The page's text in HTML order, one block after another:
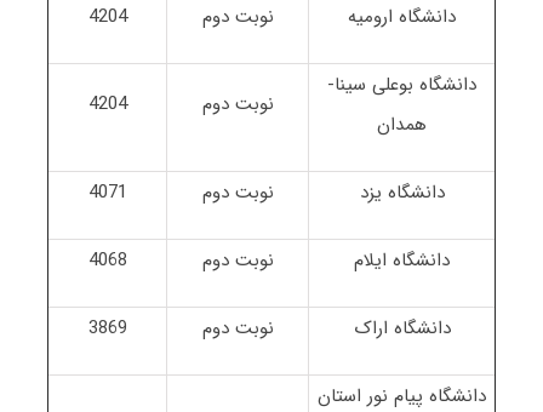
دانشگاه ارومیه نوبت دوم 4204
دانشگاه بوعلی سینا-
همدان
نوبت دوم 4204
دانشگاه یزد نوبت دوم 4071
دانشگاه ایلام نوبت دوم 4068
دانشگاه اراک نوبت دوم 3869
دانشگاه پیام نور استان